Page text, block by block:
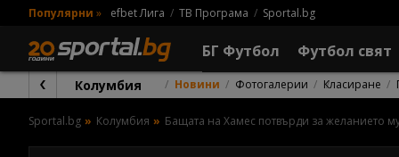
Популярни » efbet Лига ТВ Програма Sportal.bg
БГ Футбол Футбол свят
Колумбия Новини Фотогалерии Класиране
Sportal.bg Колумбия Бащата на Хамес потвърди за желанието